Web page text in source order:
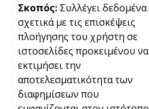
Συλλέγει δεδομένα
σχετικά με τις επισκέψεις
πλοήγησης του χρήστη σε
ιστοσελίδες προκειμένου να
εκτιμήσει την
αποτελεσματικότητα των
διαφημίσεων που